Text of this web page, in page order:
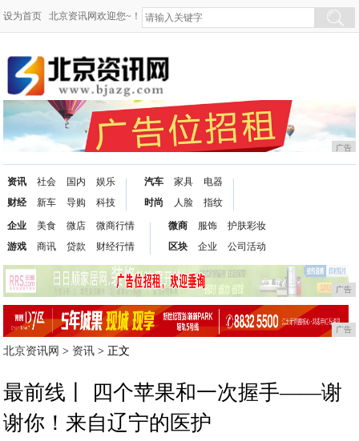
设为首页 北京资讯网欢迎您~！
广告
资讯
财经
社会
新车
国内
导购
娱乐
科技
汽车
时尚
家具
人脸
电器
指纹
企业
游戏
美食
商讯
微店
贷款
微商行情
财经行情
微商
区块
服饰
企业
护肤彩妆
公司活动
广告
广告
北京资讯网 > 资讯 > 正文
最前线丨 四个苹果和一次握手——谢
谢你！来自辽宁的医护